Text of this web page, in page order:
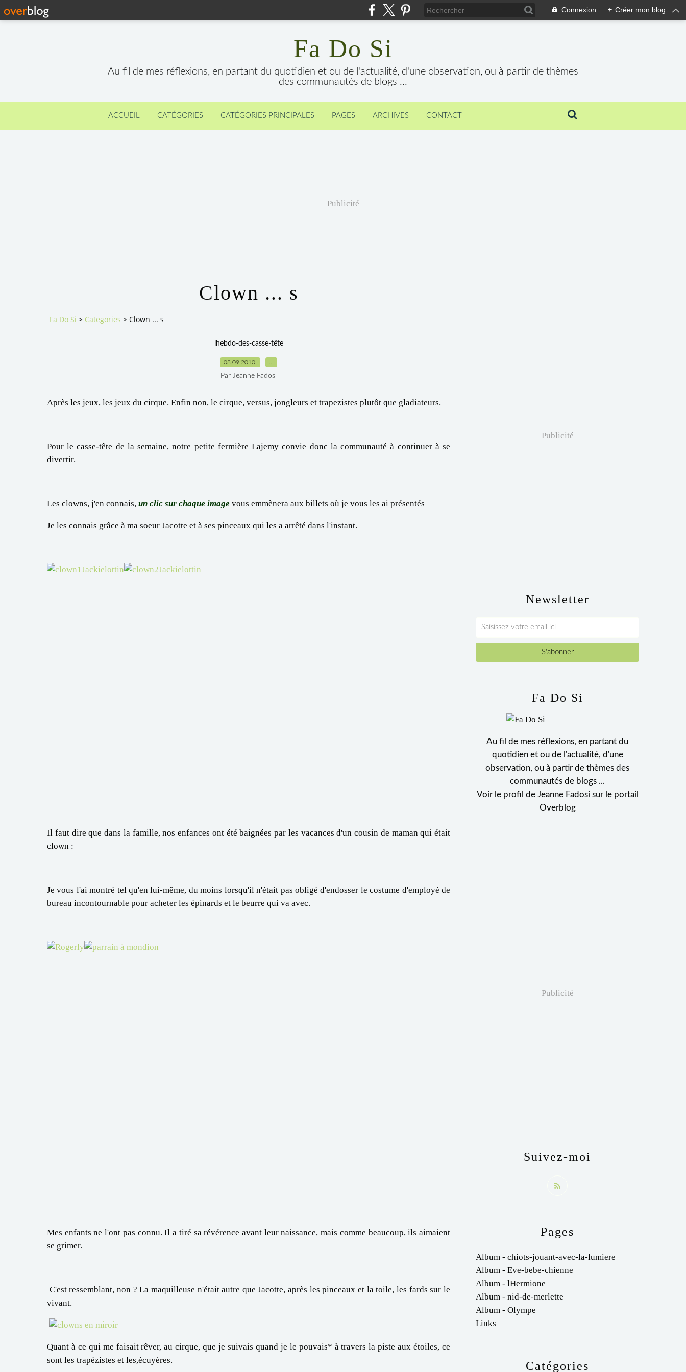
Connexion + Créer mon blog
Fa Do Si
Au fil de mes réflexions, en partant du quotidien et ou de l'actualité, d'une observation, ou à partir de thèmes
des communautés de blogs ...
ACCUEIL CATÉGORIES CATÉGORIES PRINCIPALES PAGES ARCHIVES CONTACT
Publicité
Clown ... s
Fa Do Si > Categories > Clown ... s
lhebdo-des-casse-tête
08.09.2010
Par Jeanne Fadosi
Après les jeux, les jeux du cirque. Enfin non, le cirque, versus, jongleurs et trapezistes plutôt que gladiateurs.
Pour le casse-tête de la semaine, notre petite fermière Lajemy convie donc la communauté à continuer à se
divertir.
Les clowns, j'en connais, un clic sur chaque image vous emmènera aux billets où je vous les ai présentés
Je les connais grâce à ma soeur Jacotte et à ses pinceaux qui les a arrêté dans l'instant.
Il faut dire que dans la famille, nos enfances ont été baignées par les vacances d'un cousin de maman qui était
clown :
Je vous l'ai montré tel qu'en lui-même, du moins lorsqu'il n'était pas obligé d'endosser le costume d'employé de
bureau incontournable pour acheter les épinards et le beurre qui va avec.
Mes enfants ne l'ont pas connu. Il a tiré sa révérence avant leur naissance, mais comme beaucoup, ils aimaient
se grimer.
C'est ressemblant, non ? La maquilleuse n'était autre que Jacotte, après les pinceaux et la toile, les fards sur le
vivant.
Quant à ce qui me faisait rêver, au cirque, que je suivais quand je le pouvais* à travers la piste aux étoiles, ce
sont les trapézistes et les,écuyères.
Newsletter
Publicité
Catégories
Pages
Album - chiots-jouant-avec-la-lumiere
Album - Eve-bebe-chienne
Album - lHermione
Album - nid-de-merlette
Album - Olympe
Links
Fa Do Si
Au fil de mes réflexions, en partant du
quotidien et ou de l'actualité, d'une
observation, ou à partir de thèmes des
communautés de blogs ...
Voir le profil de Jeanne Fadosi sur le portail
Overblog
Suivez-moi
Publicité